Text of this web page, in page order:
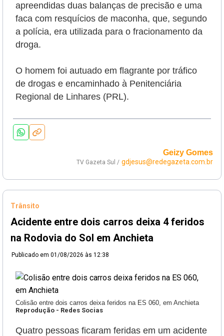
apreendidas duas balanças de precisão e uma
faca com resquícios de maconha, que, segundo
a polícia, era utilizada para o fracionamento da
droga.
O homem foi autuado em flagrante por tráfico
de drogas e encaminhado à Penitenciária
Regional de Linhares (PRL).
Geizy Gomes
TV Gazeta Sul / gdjesus@redegazeta.com.br
Trânsito
Acidente entre dois carros deixa 4 feridos
na Rodovia do Sol em Anchieta
Publicado em 01/08/2026 às 12:38
Colisão entre dois carros deixa feridos na ES 060, em Anchieta
Reprodução - Redes Socias
Quatro pessoas ficaram feridas em um acidente